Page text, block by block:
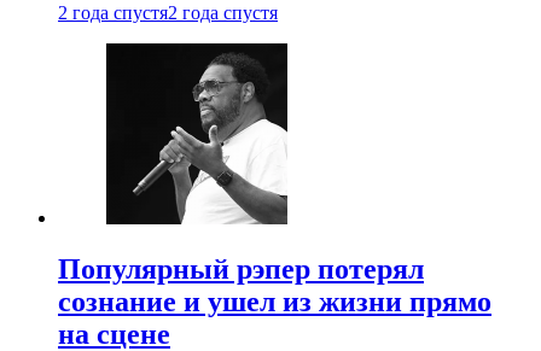
2 года спустя2 года спустя
Популярный рэпер потерял
сознание и ушел из жизни прямо
на сцене